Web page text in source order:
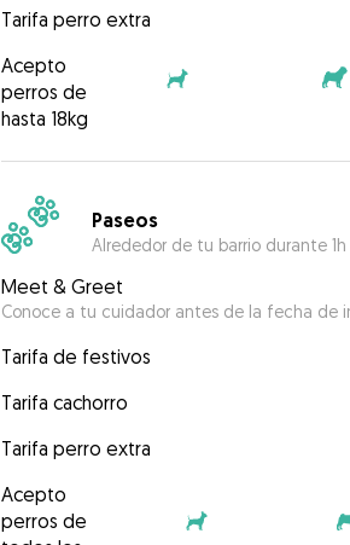
Tarifa perro extra
Acepto
perros de
hasta 18kg
Paseos
Alrededor de tu barrio durante 1h
Meet & Greet
Conoce a tu cuidador antes de la fecha de
Tarifa de festivos
Tarifa cachorro
Tarifa perro extra
Acepto
perros de